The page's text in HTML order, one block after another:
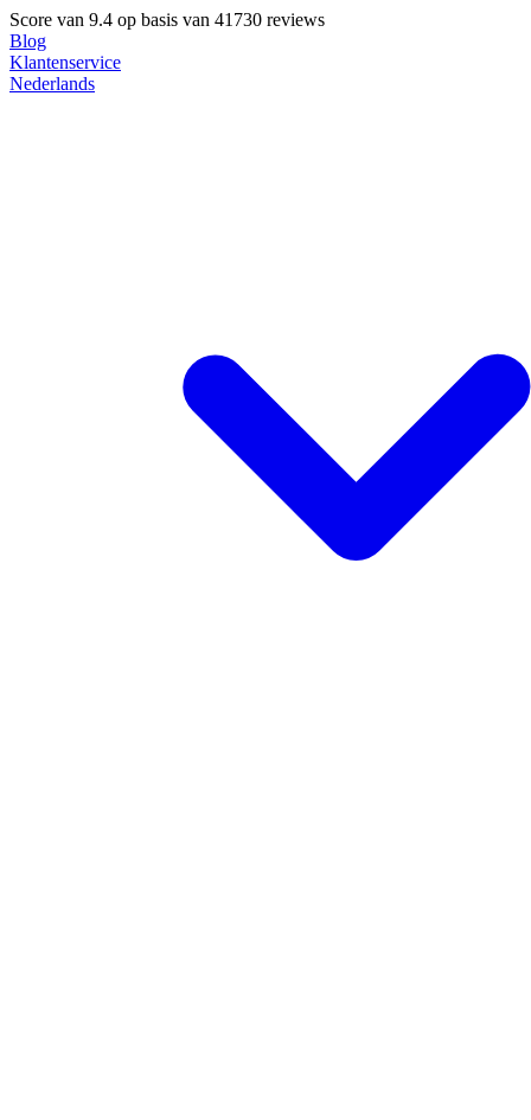
Score van 9.4 op basis van 41730 reviews
Blog
Klantenservice
Nederlands